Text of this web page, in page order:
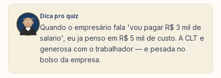
Dica pro quiz
Quando o empresário fala 'vou pagar R$ 3 mil de
salario', eu ja penso em R$ 5 mil de custo. A CLT e
generosa com o trabalhador — e pesada no
bolso da empresa.